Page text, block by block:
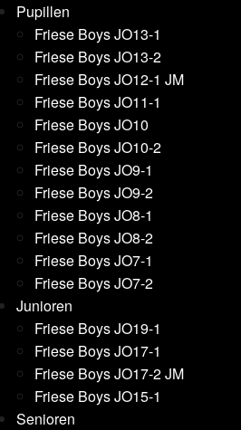
Pupillen
Friese Boys JO13-1
Friese Boys JO13-2
Friese Boys JO12-1 JM
Friese Boys JO11-1
Friese Boys JO10
Friese Boys JO10-2
Friese Boys JO9-1
Friese Boys JO9-2
Friese Boys JO8-1
Friese Boys JO8-2
Friese Boys JO7-1
Friese Boys JO7-2
Junioren
Friese Boys JO19-1
Friese Boys JO17-1
Friese Boys JO17-2 JM
Friese Boys JO15-1
Senioren